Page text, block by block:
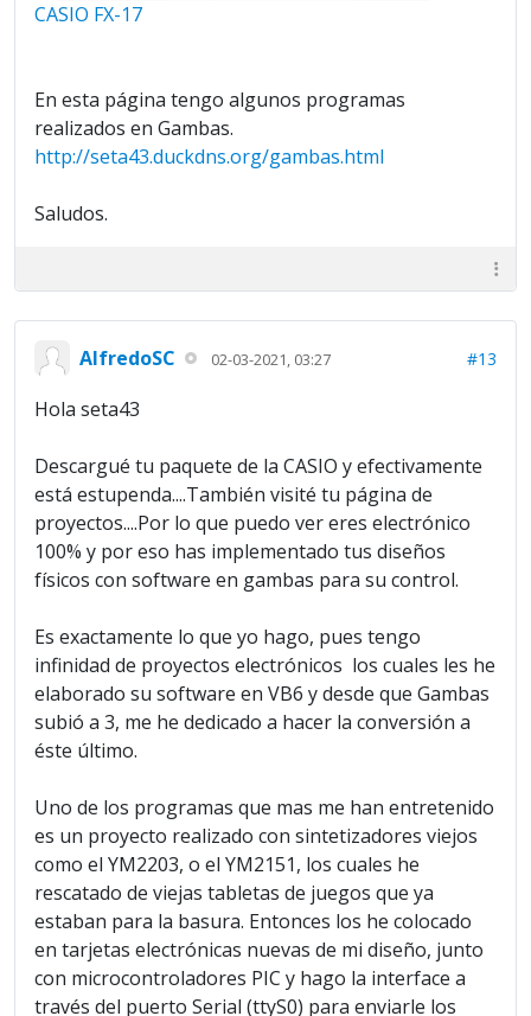
CASIO FX-17
En esta página tengo algunos programas
realizados en Gambas.
http://seta43.duckdns.org/gambas.html
Saludos.
AlfredoSC 02-03-2021, 03:27 #13
Hola seta43
Descargué tu paquete de la CASIO y efectivamente
está estupenda....También visité tu página de
proyectos....Por lo que puedo ver eres electrónico
100% y por eso has implementado tus diseños
físicos con software en gambas para su control.
Es exactamente lo que yo hago, pues tengo
infinidad de proyectos electrónicos los cuales les he
elaborado su software en VB6 y desde que Gambas
subió a 3, me he dedicado a hacer la conversión a
éste último.
Uno de los programas que mas me han entretenido
es un proyecto realizado con sintetizadores viejos
como el YM2203, o el YM2151, los cuales he
rescatado de viejas tabletas de juegos que ya
estaban para la basura. Entonces los he colocado
en tarjetas electrónicas nuevas de mi diseño, junto
con microcontroladores PIC y hago la interface a
través del puerto Serial (ttyS0) para enviarle los